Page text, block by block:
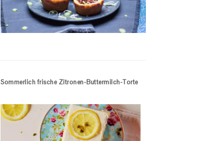
Sommerlich frische Zitronen-Buttermilch-Torte